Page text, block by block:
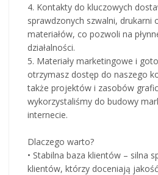
4. Kontakty do kluczowych
sprawdzonych szwalni, drukarni
materiałów, co pozwoli na
działalności.
5. Materiały marketingowe i
otrzymasz dostęp do naszego
także projektów i zasobów
wykorzystaliśmy do budowy
internecie.
Dlaczego warto?
• Stabilna baza klientów – silna
klientów, którzy doceniają